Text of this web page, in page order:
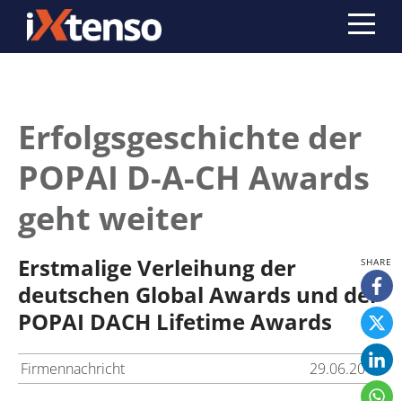
Erfolgsgeschichte der
POPAI D-A-CH Awards
geht weiter
Erstmalige Verleihung der
deutschen Global Awards und der
POPAI DACH Lifetime Awards
Firmennachricht 29.06.2015